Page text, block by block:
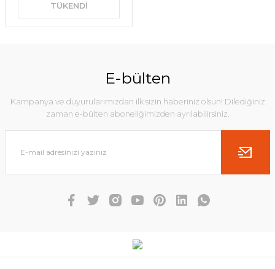
TÜKENDİ
E-bülten
Kampanya ve duyurularımızdan ilk sizin haberiniz olsun! Dilediğiniz
zaman e-bülten aboneliğimizden ayrılabilirsiniz.